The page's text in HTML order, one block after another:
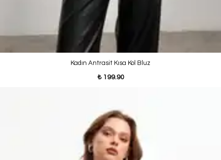
Kadın Antrasit Kısa Kol Bluz
₺ 199.90